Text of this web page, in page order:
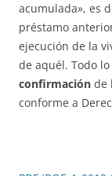
acumulada», es
préstamo
ejecución de la
de aquél. Todo
confirmación de
conforme a